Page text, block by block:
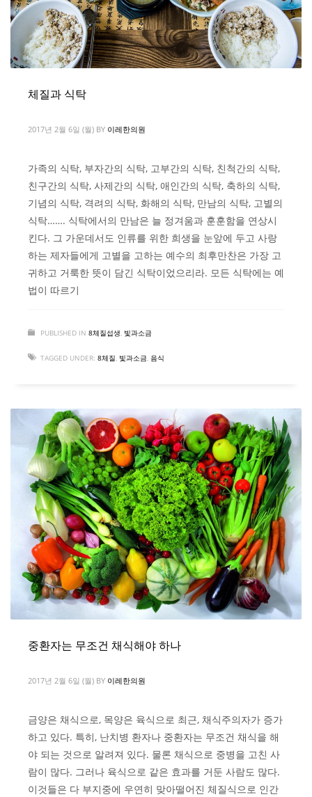
체질과 식탁
2017년 2월 6일 (월) BY 이레한의원
가족의 식탁, 부자간의 식탁, 고부간의 식탁, 친척간의 식탁,
친구간의 식탁, 사제간의 식탁, 애인간의 식탁, 축하의 식탁,
기념의 식탁, 격려의 식탁, 화해의 식탁, 만남의 식탁, 고별의
식탁……. 식탁에서의 만남은 늘 정겨움과 훈훈함을 연상시
킨다. 그 가운데서도 인류를 위한 희생을 눈앞에 두고 사랑
하는 제자들에게 고별을 고하는 예수의 최후만찬은 가장 고
귀하고 거룩한 뜻이 담긴 식탁이었으리라. 모든 식탁에는 예
법이 따르기
PUBLISHED IN 8체질섭생 빛과소금
TAGGED UNDER: 8체질 빛과소금 음식
중환자는 무조건 채식해야 하나
2017년 2월 6일 (월) BY 이레한의원
금양은 채식으로, 목양은 육식으로 최근, 채식주의자가 증가
하고 있다. 특히, 난치병 환자나 중환자는 무조건 채식을 해
야 되는 것으로 알려져 있다. 물론 채식으로 중병을 고친 사
람이 많다. 그러나 육식으로 같은 효과를 거둔 사람도 많다.
이것들은 다 부지중에 우연히 맞아떨어진 체질식으로 인간